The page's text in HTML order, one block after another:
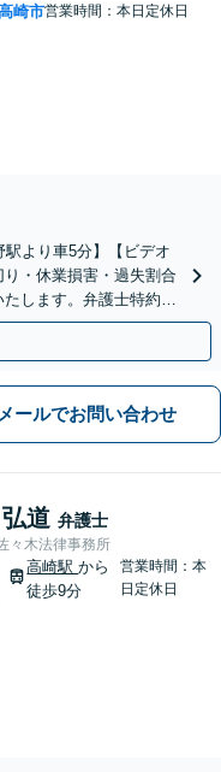
崎市営業時間：本日定休日
駅より車5分】【ビデオ
・休業損害・過失割合
します。弁護士特約の
メールでお問い合わせ
道 弁護士
々木法律事務所
高崎駅から
徒歩9分
営業時間：本
日定休日